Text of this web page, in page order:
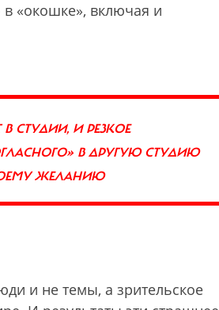
в «окошке», включая и
СТУДИИ, И РЕЗКОЕ
В ДРУГУЮ СТУДИЮ
ЖЕЛАНИЮ
и не темы, а зрительское